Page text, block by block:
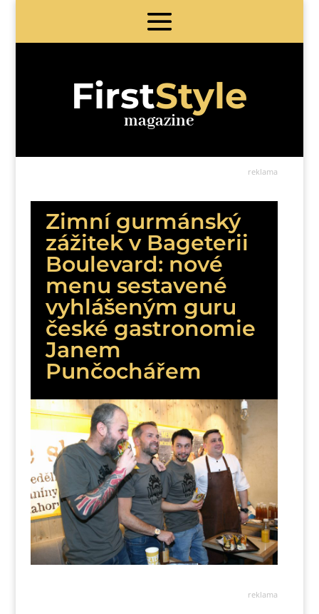
FirstStyle
magazine
reklama
Zimní gurmánský
zážitek v Bageterii
Boulevard: nové
menu sestavené
vyhlášeným guru
české gastronomie
Janem
Punčochářem
reklama